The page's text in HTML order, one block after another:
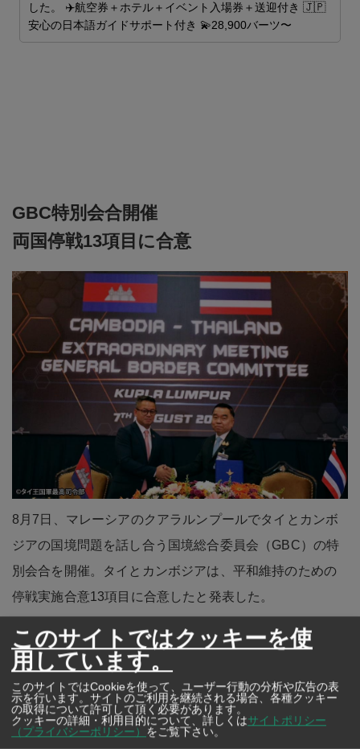
した。 ✈️航空券＋ホテル＋イベント入場券＋送迎付き 🇯🇵
安心の日本語ガイドサポート付き 💫28,900バーツ〜
GBC特別会合開催
両国停戦13項目に合意
8月7日、マレーシアのクアラルンプールでタイとカンボ
ジアの国境問題を話し合う国境総合委員会（GBC）の特
別会合を開催。タイとカンボジアは、平和維持のための
停戦実施合意13項目に合意したと発表した。
広告
このサイトではクッキーを使
用しています。
このサイトではCookieを使って、ユーザー行動の分析や広告の表
示を行います。サイトのご利用を継続される場合、各種クッキー
の取得について許可して頂く必要があります。
クッキーの詳細・利用目的について、詳しくはサイトポリシー
（プライバシーポリシー）
をご覧下さい。